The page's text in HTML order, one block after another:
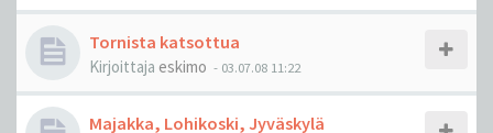
Tornista katsottua
Kirjoittaja eskimo - 03.07.08 11:22
Majakka, Lohikoski, Jyväskylä